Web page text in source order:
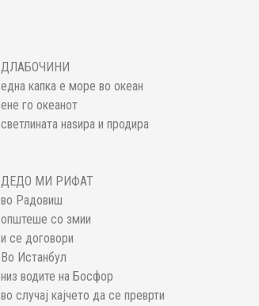
ДЛАБОЧИНИ
една капка е море во океан
ене го океанот
светлината наѕира и продира
ДЕДО МИ РИФАТ
во Радовиш
општеше со змии
и се договори
Во Истанбул
низ водите на Босфор
во случај кајчето да се преврти